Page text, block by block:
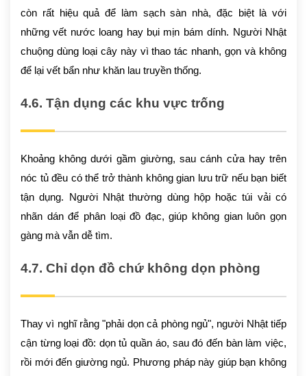
còn rất hiệu quả để làm sạch sàn nhà, đặc biệt là với
những vết nước loang hay bụi mịn bám dính. Người Nhật
chuộng dùng loại cây này vì thao tác nhanh, gọn và không
để lại vết bẩn như khăn lau truyền thống.
4.6. Tận dụng các khu vực trống
Khoảng không dưới gầm giường, sau cánh cửa hay trên
nóc tủ đều có thể trở thành không gian lưu trữ nếu bạn biết
tận dụng. Người Nhật thường dùng hộp hoặc túi vải có
nhãn dán để phân loại đồ đạc, giúp không gian luôn gọn
gàng mà vẫn dễ tìm.
4.7. Chỉ dọn đồ chứ không dọn phòng
Thay vì nghĩ rằng "phải dọn cả phòng ngủ", người Nhật tiếp
cận từng loại đồ: dọn tủ quần áo, sau đó đến bàn làm việc,
rồi mới đến giường ngủ. Phương pháp này giúp bạn không